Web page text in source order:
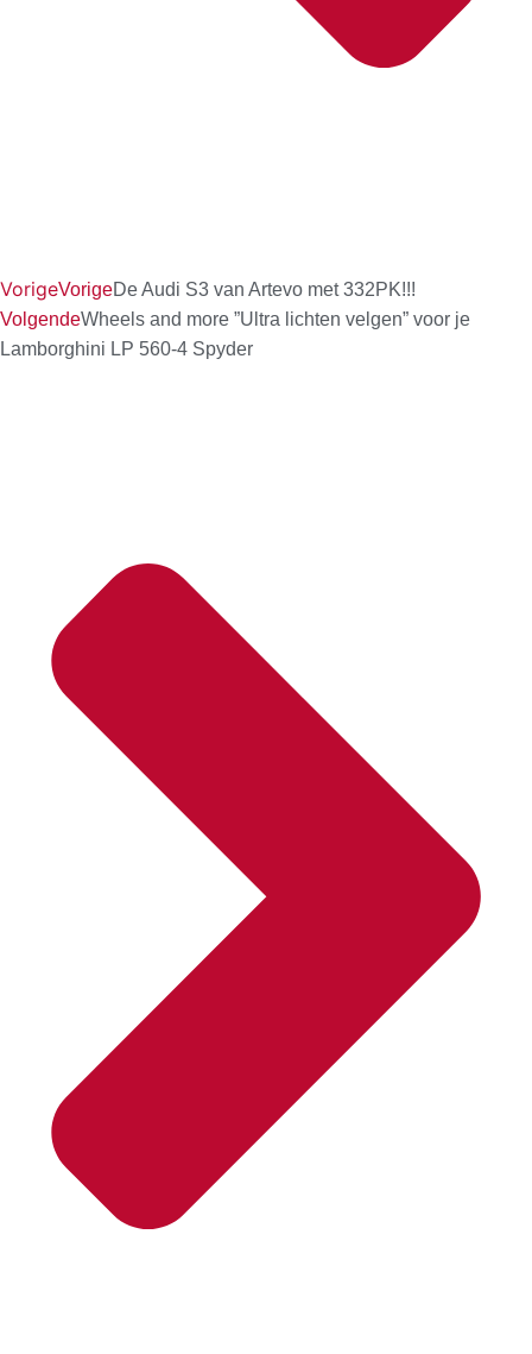
VorigeVorigeDe Audi S3 van Artevo met 332PK!!!
VolgendeWheels and more ”Ultra lichten velgen” voor je
Lamborghini LP 560-4 Spyder